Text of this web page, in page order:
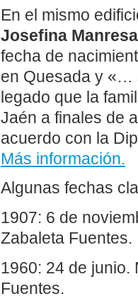
En el mismo
Josefina Manresa
fecha de
en Quesada y «…
legado que la
Jaén a finales de
acuerdo con la
Más información.
Algunas fechas
1907: 6 de
Zabaleta Fuentes.
1960: 24 de junio.
Fuentes.